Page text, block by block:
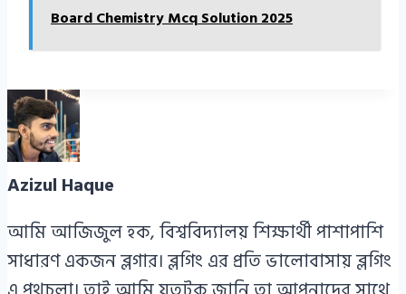
Board Chemistry Mcq Solution 2025
Azizul Haque
আমি আজিজুল হক, বিশ্ববিদ্যালয় শিক্ষার্থী পাশাপাশি
সাধারণ একজন ব্লগার। ব্লগিং এর প্রতি ভালোবাসায় ব্লগিং